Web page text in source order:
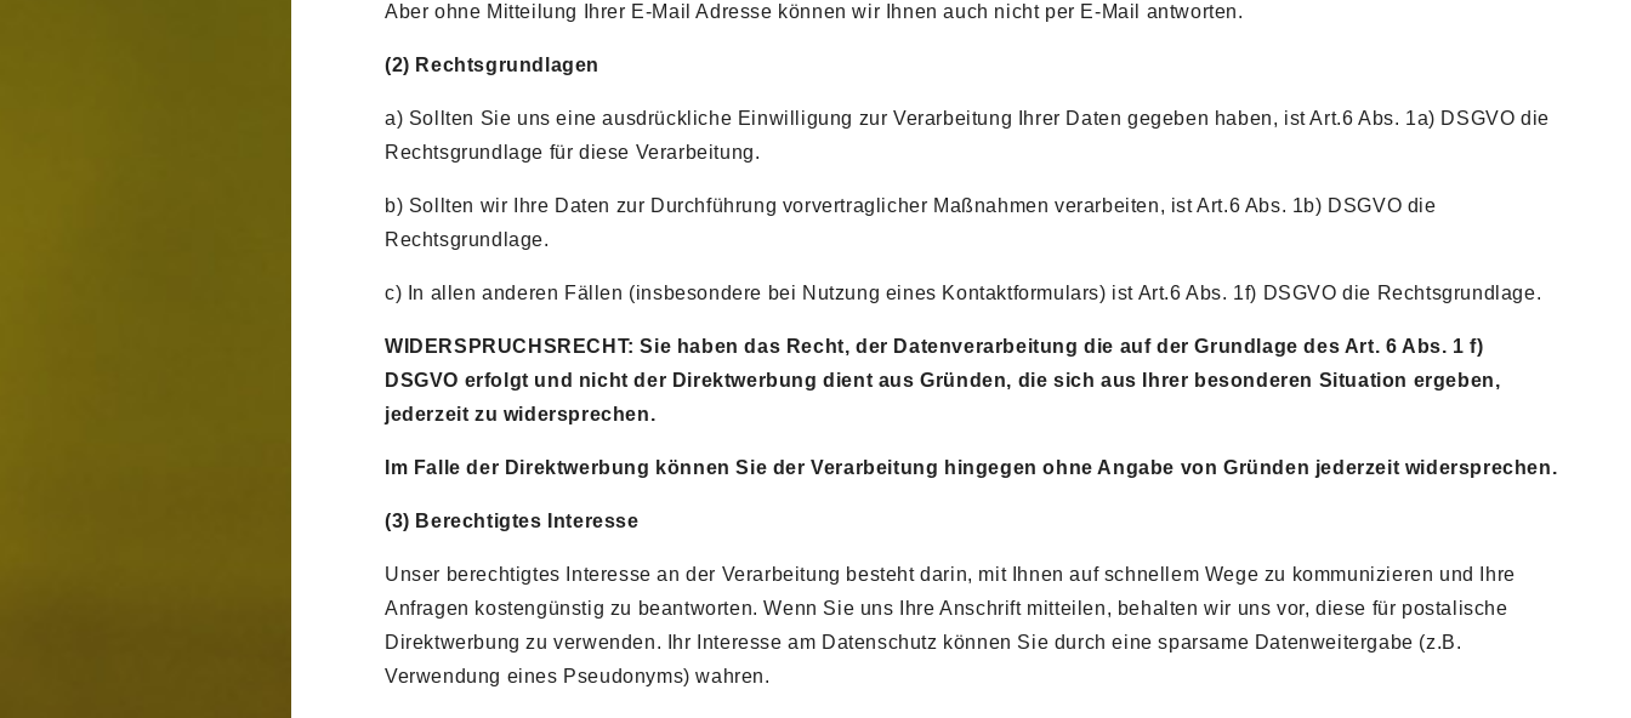
Aber ohne Mitteilung Ihrer E-Mail Adresse können wir Ihnen auch nicht per E-Mail antworten.
(2) Rechtsgrundlagen
a) Sollten Sie uns eine ausdrückliche Einwilligung zur Verarbeitung Ihrer Daten gegeben haben, ist Art.6 Abs. 1a) DSGVO die
Rechtsgrundlage für diese Verarbeitung.
b) Sollten wir Ihre Daten zur Durchführung vorvertraglicher Maßnahmen verarbeiten, ist Art.6 Abs. 1b) DSGVO die
Rechtsgrundlage.
c) In allen anderen Fällen (insbesondere bei Nutzung eines Kontaktformulars) ist Art.6 Abs. 1f) DSGVO die Rechtsgrundlage.
WIDERSPRUCHSRECHT: Sie haben das Recht, der Datenverarbeitung die auf der Grundlage des Art. 6 Abs. 1 f)
DSGVO erfolgt und nicht der Direktwerbung dient aus Gründen, die sich aus Ihrer besonderen Situation ergeben,
jederzeit zu widersprechen.
Im Falle der Direktwerbung können Sie der Verarbeitung hingegen ohne Angabe von Gründen jederzeit widersprechen.
(3) Berechtigtes Interesse
Unser berechtigtes Interesse an der Verarbeitung besteht darin, mit Ihnen auf schnellem Wege zu kommunizieren und Ihre
Anfragen kostengünstig zu beantworten. Wenn Sie uns Ihre Anschrift mitteilen, behalten wir uns vor, diese für postalische
Direktwerbung zu verwenden. Ihr Interesse am Datenschutz können Sie durch eine sparsame Datenweitergabe (z.B.
Verwendung eines Pseudonyms) wahren.